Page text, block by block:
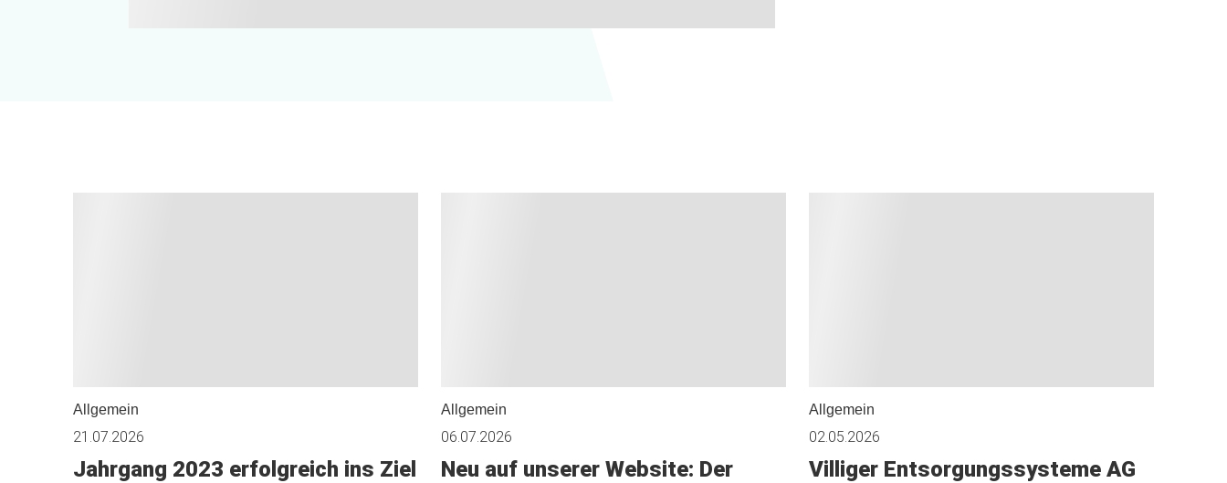
Allgemein
21.07.2026
Jahrgang 2023 erfolgreich ins Ziel
Allgemein
06.07.2026
Neu auf unserer Website: Der
Allgemein
02.05.2026
Villiger Entsorgungssysteme AG